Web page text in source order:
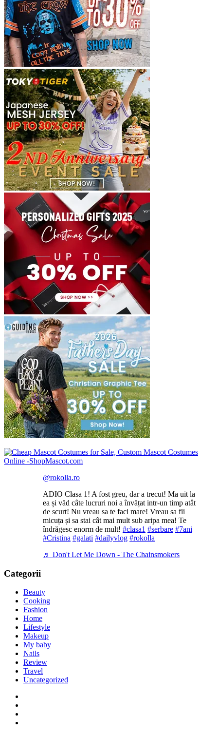
@rokolla.ro
ADIO Clasa 1! A fost greu, dar a trecut! Ma uit la
ea și văd câte lucruri noi a învățat intr-un timp atât
de scurt! Nu vreau sa te faci mare! Vreau sa fii
micuța și sa stai cât mai mult sub aripa mea! Te
îndrăgesc enorm de mult! #clasa1 #serbare #7ani
#Cristina #galati #dailyvlog #rokolla
♬ Don't Let Me Down - The Chainsmokers
Categorii
Beauty
Cooking
Fashion
Home
Lifestyle
Makeup
My baby
Nails
Review
Travel
Uncategorized